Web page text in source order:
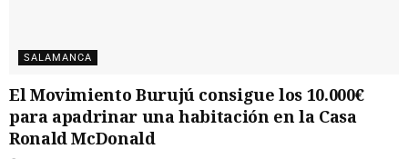
SALAMANCA
El Movimiento Burujú consigue los 10.000€
para apadrinar una habitación en la Casa
Ronald McDonald